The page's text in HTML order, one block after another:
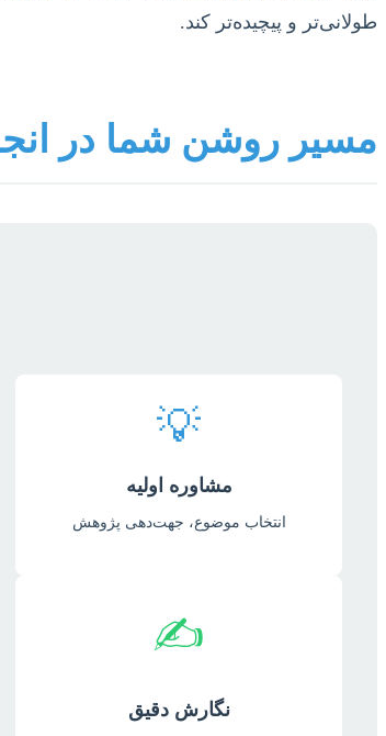
طولانی‌تر و پیچیده‌تر کند.
مسیر روشن شما در
💡
مشاوره اولیه
انتخاب موضوع، جهت‌دهی پژوهش
✍️
نگارش دقیق